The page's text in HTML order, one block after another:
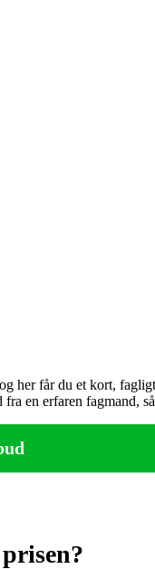
her får du et kort,
en erfaren fagmand,